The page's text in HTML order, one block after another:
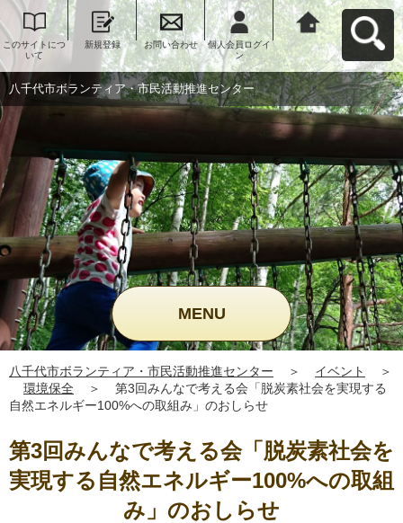
このサイトにつ
いて
新規登録 お問い合わせ
個人会員ログイ
ン
八千代市ボラン
ティア・市民活
動推進センター
へ戻る
八千代市ボランティア・市民活動推進センター
MENU
八千代市ボランティア・市民活動推進センター ＞ イベント
＞
環境保全
＞
第3回みんなで考える会「脱炭素社会を実現する
自然エネルギー100%への取組み」のおしらせ
第3回みんなで考える会「脱炭素社会を
実現する自然エネルギー100%への取組
み」のおしらせ